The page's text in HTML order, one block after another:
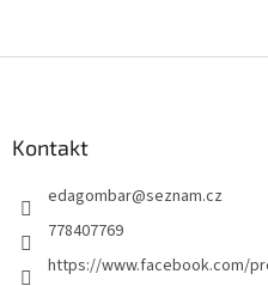
Kontakt
edagombar@seznam.cz
778407769
https://www.facebook.com/